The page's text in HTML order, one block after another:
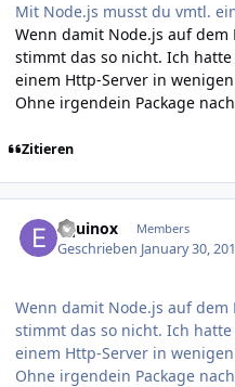
Mit Node.js musst du vmtl.
Wenn damit Node.js auf dem
stimmt das so nicht. Ich
einem Http-Server in
Ohne irgendein Package
Zitieren
Equinox Members
Geschrieben January 30,
Wenn damit Node.js auf dem
stimmt das so nicht. Ich
einem Http-Server in
Ohne irgendein Package